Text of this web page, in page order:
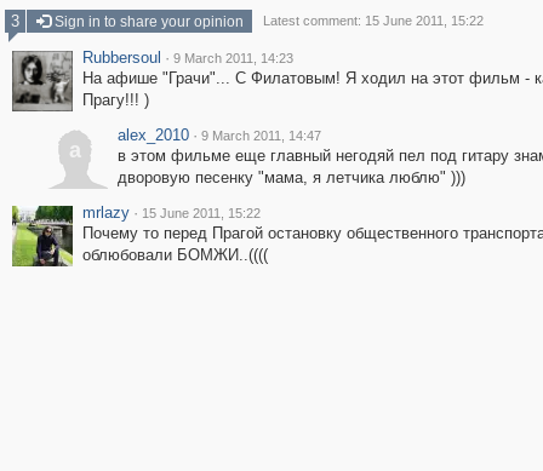
3
Sign in to share your opinion Latest comment: 15 June 2011, 15:22
Rubbersoul · 9 March 2011, 14:23
На афише "Грачи"... С Филатовым! Я ходил на этот фильм -
Прагу!!! )
a
alex_2010 · 9 March 2011, 14:47
в этом фильме еще главный негодяй пел под гитару
дворовую песенку "мама, я летчика люблю" )))
mrlazy · 15 June 2011, 15:22
Почему то перед Прагой остановку общественного
облюбовали БОМЖИ..((((